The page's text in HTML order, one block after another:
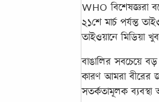
WHO বিশেষজ্ঞরা
২১শে মার্চ পর্যন্ত
তাইওয়ানে মিডিয়া
বাঙালির সবচেয়ে
কারণ আমরা বীরের
সতর্কতামূলক